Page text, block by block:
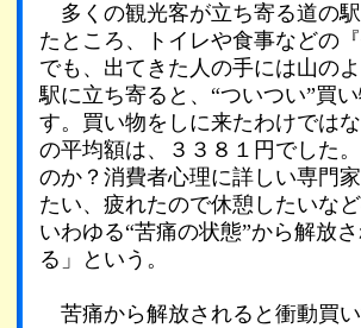
多くの観光客が立ち寄る道の
たところ、トイレや食事などの
でも、出てきた人の手には山の
駅に立ち寄ると、“ついつい”買
す。買い物をしに来たわけでは
の平均額は、３３８１円でした
のか？消費者心理に詳しい専門
たい、疲れたので休憩したいな
いわゆる“苦痛の状態”から解放
る」という。
苦痛から解放されると衝動買